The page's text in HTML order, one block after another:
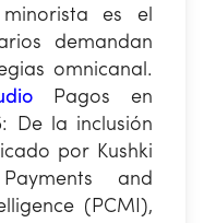
es el
demandan
omnicanal.
Pagos en
De la inclusión
por Kushki
and
(PCMI),